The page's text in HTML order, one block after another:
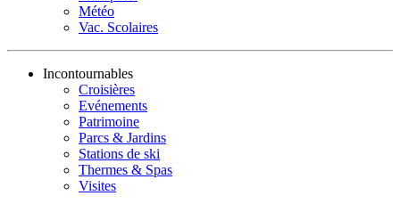
Météo
Vac. Scolaires
Incontournables
Croisières
Evénements
Patrimoine
Parcs & Jardins
Stations de ski
Thermes & Spas
Visites